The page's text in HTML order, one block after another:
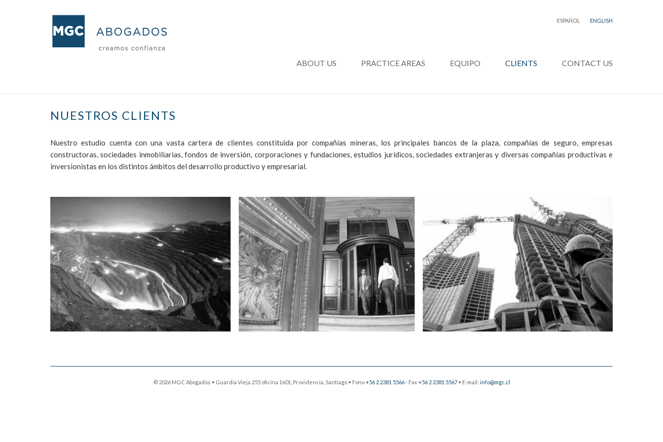
ESPAÑOL ENGLISH
ABOUT US PRACTICE AREAS EQUIPO CLIENTS CONTACT US
NUESTROS CLIENTS
Nuestro estudio cuenta con una vasta cartera de clientes constituida por compañías mineras, los principales bancos de la plaza, compañías de seguro, empresas
constructoras, sociedades inmobiliarias, fondos de inversión, corporaciones y fundaciones, estudios jurídicos, sociedades extranjeras y diversas compañías productivas e
inversionistas en los distintos ámbitos del desarrollo productivo y empresarial.
© 2026 MGC Abogados • Guardia Vieja 255 oficina 1601, Providencia, Santiago • Fono+56 2 2381 5566- Fax +56 2 2381 5567• E-mail: info@mgc.cl